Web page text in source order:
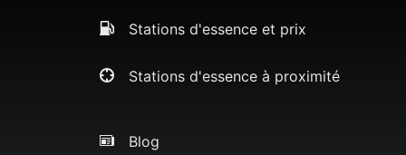
Stations d'essence et prix
Stations d'essence à proximité
Blog